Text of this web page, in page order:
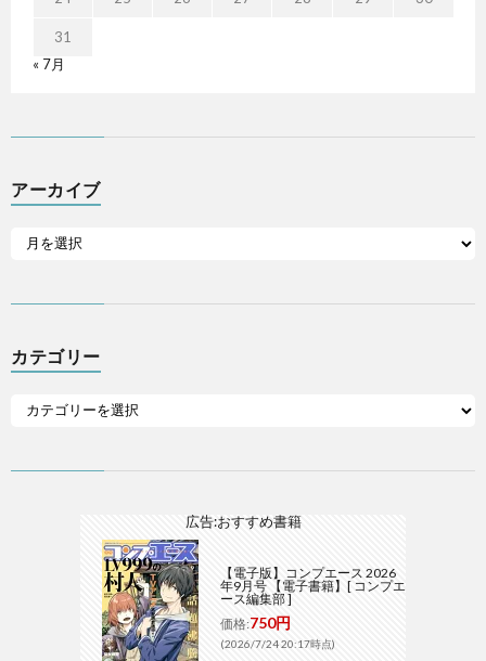
31
« 7月
アーカイブ
カテゴリー
広告:おすすめ書籍
【電子版】コンプエース 2026
年9月号 【電子書籍】[ コンプエ
ース編集部 ]
価格:750円
(2026/7/24 20:17時点)